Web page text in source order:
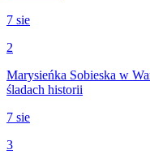
7 sie
2
Marysieńka Sobieska w
śladach historii
7 sie
3